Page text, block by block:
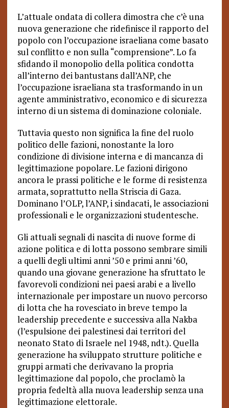
L’attuale ondata di collera dimostra che c’è una
nuova generazione che ridefinisce il rapporto del
popolo con l’occupazione israeliana come basato
sul conflitto e non sulla “comprensione”. Lo fa
sfidando il monopolio della politica condotta
all’interno dei bantustans dall’ANP, che
l’occupazione israeliana sta trasformando in un
agente amministrativo, economico e di sicurezza
interno di un sistema di dominazione coloniale.
Tuttavia questo non significa la fine del ruolo
politico delle fazioni, nonostante la loro
condizione di divisione interna e di mancanza di
legittimazione popolare. Le fazioni dirigono
ancora le prassi politiche e le forme di resistenza
armata, soprattutto nella Striscia di Gaza.
Dominano l’OLP, l’ANP, i sindacati, le associazioni
professionali e le organizzazioni studentesche.
Gli attuali segnali di nascita di nuove forme di
azione politica e di lotta possono sembrare simili
a quelli degli ultimi anni ’50 e primi anni ’60,
quando una giovane generazione ha sfruttato le
favorevoli condizioni nei paesi arabi e a livello
internazionale per impostare un nuovo percorso
di lotta che ha rovesciato in breve tempo la
leadership precedente e successiva alla Nakba
(l’espulsione dei palestinesi dai territori del
neonato Stato di Israele nel 1948, ndt.). Quella
generazione ha sviluppato strutture politiche e
gruppi armati che derivavano la propria
legittimazione dal popolo, che proclamò la
propria fedeltà alla nuova leadership senza una
legittimazione elettorale.